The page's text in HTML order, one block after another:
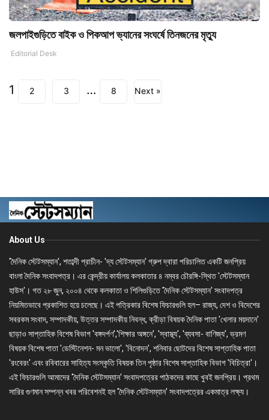
জলপাইগুড়িতে বাইক ও পিকআপ ভ্যানের সংঘর্ষে তিনজনের মৃত্যু
Editorial Desk
1 2 3 … 8 Next »
About Us
'দৈনিক স্টেটসম্যান', শতাব্দী প্রাচীন- 'দ্য স্টেটসম্যান' গ্রুপ দ্বারা পরিচালিত একটি জনপ্রিয়
বাংলা দৈনিক সংবাদপত্র। এর কেন্দ্রীয় কার্যালয় কলকাতার ৪ নম্বর চৌরঙ্গি-স্থিত 'স্টেটসম্যান
হাউস'। গত ২৮ জুন, ২০০৪ থেকে কলকাতা ও শিলিগুড়িতে 'দৈনিক স্টেটসম্যান' সংবাদপত্র
নিয়মিতভাবে প্রকাশিত হয়ে চলেছে। এই পত্রিকার বিশেষ ফিচারগুলি হল– রাজ্য, দেশ ও বিদেশের
সবরকম সংবাদ, সম্পাদকীয়, উত্তর সম্পাদকীয় নিবন্ধ, ক্রীড়া বিষয়ক দৈনিক পাতা 'খেলার ময়দানে'
ছাড়াও সাপ্তাহিক বিশেষ বিভাগ 'বঙ্গদর্পণ','শিক্ষার অঙ্গনে', 'স্বাস্থ্য', 'ব্যবসা- বাণিজ্য', ভ্রমণ
বিষয়ক বিশেষ পাতা 'ডেস্টিনেশন- মন ভালো', 'বিনোদন', শনিবার ছোটদের বিশেষ সাপ্তাহিক পাতা
'রংবেরং' এবং রবিবারের সাহিত্য সংস্কৃতি বিষয়ক তিন পৃষ্ঠার বিশেষ সাপ্তাহিক বিভাগ 'বিচিত্রা'।
এই ফিচারগুলি আমাদের 'দৈনিক স্টেটসম্যান' সংবাদপত্রের পাঠকদের কাছে খুবই জনপ্রিয়। প্রথম
সারির গুণমান সম্পন্ন খবর পরিবেশনই হল 'দৈনিক স্টেটসম্যান' সংবাদপত্রের একমাত্র লক্ষ্য।